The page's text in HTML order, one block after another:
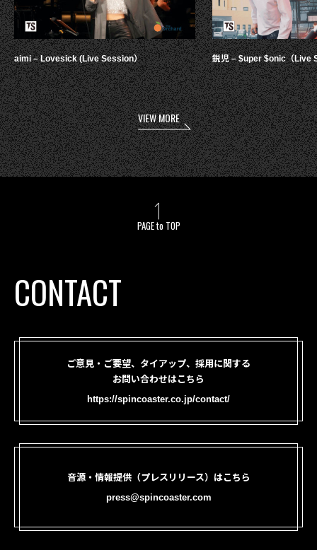
aimi – Lovesick (Live Session） 鋭児 – $uper $onic（Live
VIEW MORE
PAGE to TOP
CONTACT
ご意見・ご要望、タイアップ、採用に関する
お問い合わせはこちら
https://spincoaster.co.jp/contact/
音源・情報提供（プレスリリース）はこちら
press@spincoaster.com